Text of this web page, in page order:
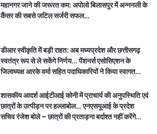
महानगर जाने की जरूरत कम: अपोलो बिलासपुर में अन्ननली के
कैंसर की सबसे जटिल सर्जरी सफल…
डीआर स्वीकृति में बड़ी राहत: अब मध्यप्रदेश और छत्तीसगढ़
स्वतंत्र रूप से ले सकेंगे निर्णय… पेंशनर्स एसोसिएशन के
जिलाध्यक्ष आरके वर्मा सहित पदाधिकारियों ने किया स्वागत…
शासकीय आदर्श आईटीआई कोनी में प्राचार्य की अनुपस्थिति एवं
छात्रों के उत्पीड़न पर हल्लाबोल… एनएसयूआई के प्रदेश
सचिव रंजेश बोले – छात्रों की प्रताड़ना बर्दाश्त नहीं करेंगे…